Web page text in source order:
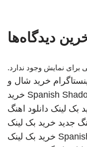
دیدگاه‌ها
برای نمایش وجود ندارد.
خرید شال و
Spanish خرید
بک لینک دانلود اهنگ
جدید خرید بک لینک
خرید بک لینک